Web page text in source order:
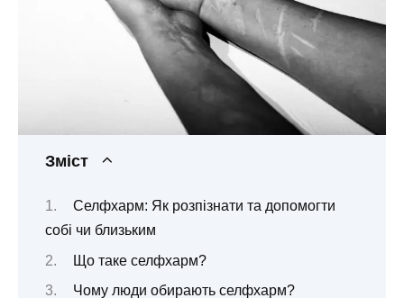
Зміст
Селфхарм: Як розпізнати та допомогти
собі чи близьким
Що таке селфхарм?
Чому люди обирають селфхарм?